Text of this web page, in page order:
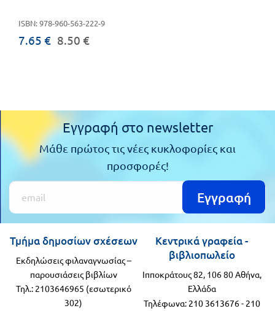
ISBN: 978-960-563-222-9
7.65 € 8.50 €
Εγγραφή στο newsletter
Μάθε πρώτος τις νέες κυκλοφορίες και
προσφορές!
Εγγραφή
Κεντρικά γραφεία -
βιβλιοπωλείο
Ιπποκράτους 82, 106 80 Αθήνα,
Ελλάδα
Τηλέφωνα: 210 3613676- 210
Τμήμα δημοσίων σχέσεων
Εκδηλώσεις φιλαναγνωσίας –
παρουσιάσεις βιβλίων
Τηλ.: 2103646965 (εσωτερικό
302)